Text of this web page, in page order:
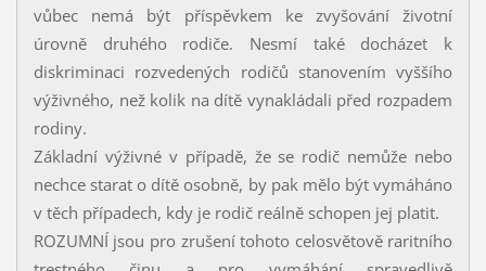
vůbec nemá být příspěvkem ke zvyšování životní
úrovně druhého rodiče. Nesmí také docházet k
diskriminaci rozvedených rodičů stanovením vyššího
výživného, než kolik na dítě vynakládali před rozpadem
rodiny.
Základní výživné v případě, že se rodič nemůže nebo
nechce starat o dítě osobně, by pak mělo být vymáháno
v těch případech, kdy je rodič reálně schopen jej platit.
ROZUMNÍ jsou pro zrušení tohoto celosvětově raritního